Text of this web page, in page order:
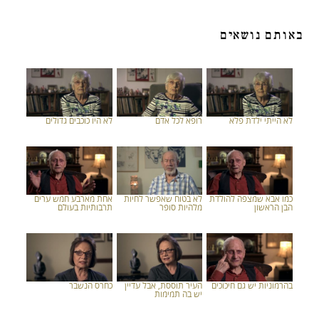
באותם נושאים
לא הייתי ילדת פלא רופא לכל אדם לא היו כוכבים גדולים
כמו אבא שמצפה להולדת
הבן הראשון
לא בטוח שאפשר לחיות
מלהיות סופר
אחת מארבע חמש ערים
תרבותיות בעולם
בהרמוניות יש גם חיכוכים העיר תוססת, אבל עדיין
יש בה תמימות
כחרס הנשבר